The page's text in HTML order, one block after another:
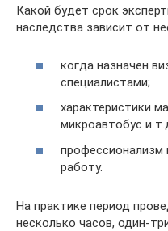
Какой будет срок
наследства зависит от
когда назначен
специалистами;
характеристики
микроавтобус и
профессионализм
работу.
На практике период
несколько часов, один-